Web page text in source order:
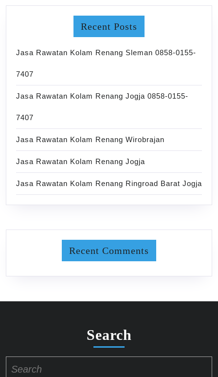
Recent Posts
Jasa Rawatan Kolam Renang Sleman 0858-0155-
7407
Jasa Rawatan Kolam Renang Jogja 0858-0155-
7407
Jasa Rawatan Kolam Renang Wirobrajan
Jasa Rawatan Kolam Renang Jogja
Jasa Rawatan Kolam Renang Ringroad Barat Jogja
Recent Comments
Search
for: